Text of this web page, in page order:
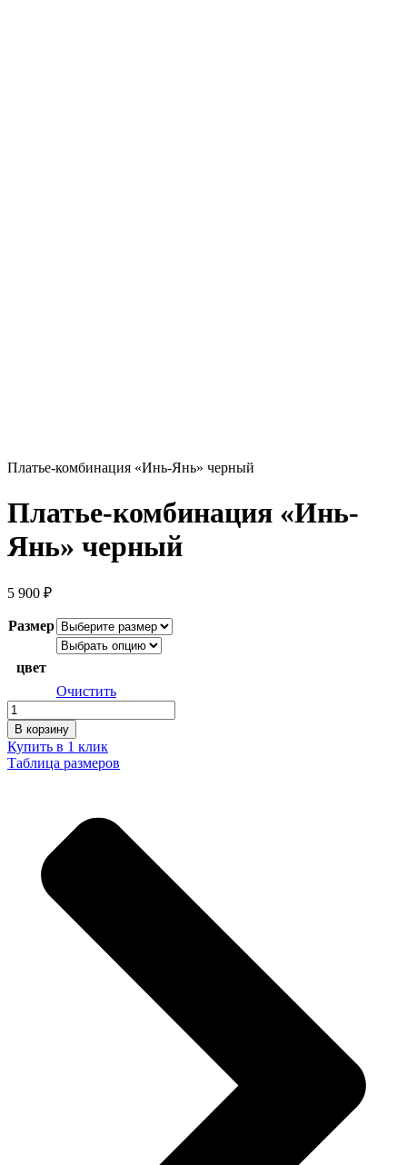
Платье-комбинация «Инь-Янь» черный
Платье-комбинация «Инь-
Янь» черный
5 900 ₽
Размер
цвет
Очистить
Количество
товара
Платье-
комбинация
"Инь-
В корзину
Купить в 1 клик
Таблица размеров